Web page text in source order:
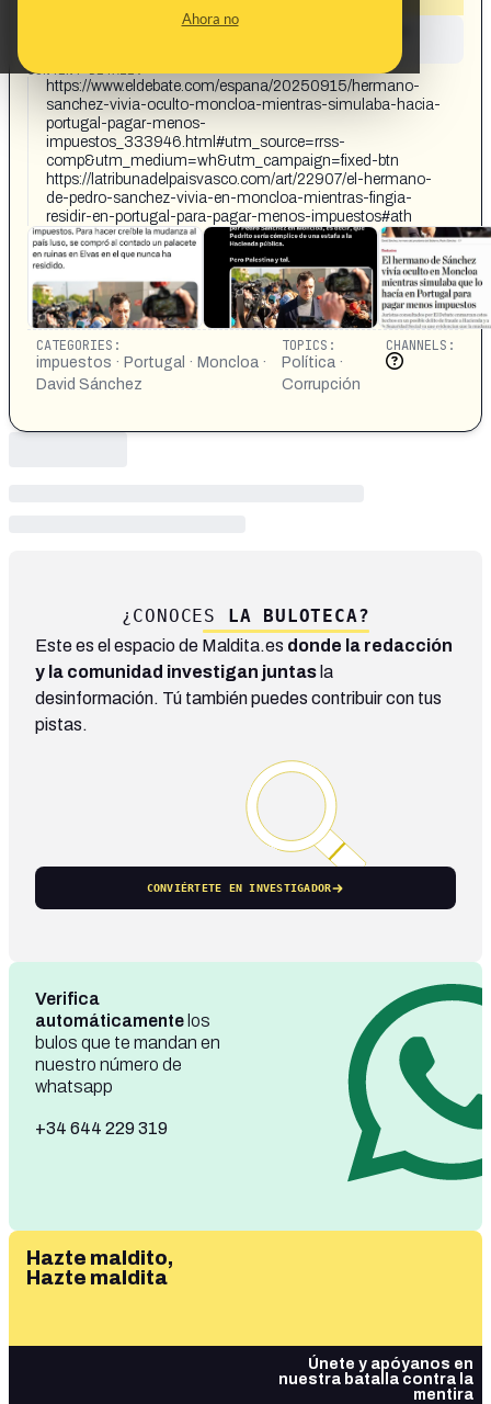
Ahora no
This content has not yet been investigated by the
CONTENT DETAIL:
https://www.eldebate.com/espana/20250915/hermano-
sanchez-vivia-oculto-moncloa-mientras-simulaba-hacia-
portugal-pagar-menos-
impuestos_333946.html#utm_source=rrss-
comp&utm_medium=wh&utm_campaign=fixed-btn
https://latribunadelpaisvasco.com/art/22907/el-hermano-
de-pedro-sanchez-vivia-en-moncloa-mientras-fingia-
residir-en-portugal-para-pagar-menos-impuestos#ath
CATEGORIES:
impuestos · Portugal · Moncloa ·
David Sánchez
TOPICS:
Política ·
Corrupción
CHANNELS:
¿CONOCES LA BULOTECA?
Este es el espacio de Maldita.es donde la redacción
y la comunidad investigan juntas la
desinformación. Tú también puedes contribuir con tus
pistas.
CONVIÉRTETE EN INVESTIGADOR
Verifica
automáticamente los
bulos que te mandan en
nuestro número de
whatsapp
+34 644 229 319
Hazte maldito,
Hazte maldita
Únete y apóyanos en
nuestra batalla contra la
mentira